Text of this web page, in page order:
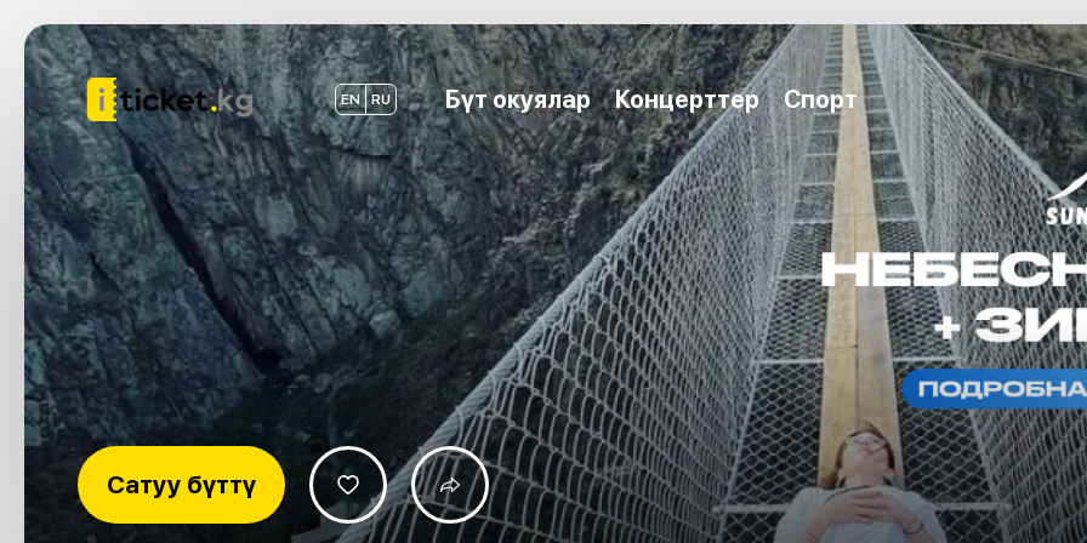
EN RU Бүт окуялар Концерттер Спорт
Сатуу бүттү